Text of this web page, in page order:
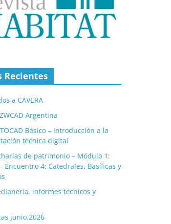
Recientes
a CAVERA
Argentina
Básico – Introducción a la
técnica digital
de patrimonio – Módulo 1:
Encuentro 4: Catedrales, Basílicas y
informes técnicos y
junio.2026